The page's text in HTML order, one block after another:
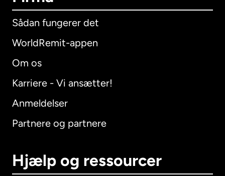
Sådan fungerer det
WorldRemit-appen
Om os
Karriere - Vi ansætter!
Anmeldelser
Partnere og partnere
Hjælp og ressourcer